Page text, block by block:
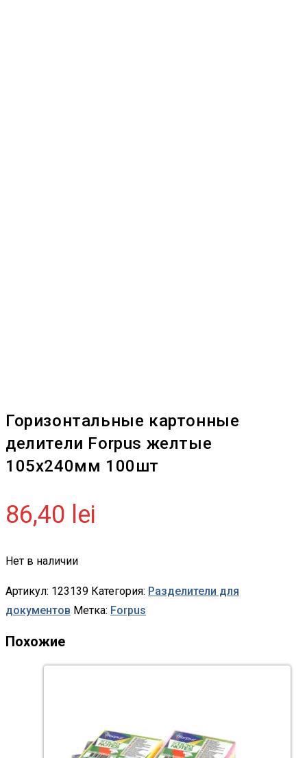
Горизонтальные картонные
делители Forpus желтые
105х240мм 100шт
86,40 lei
Нет в наличии
Артикул: 123139 Категория: Разделители для
документов Метка: Forpus
Похожие